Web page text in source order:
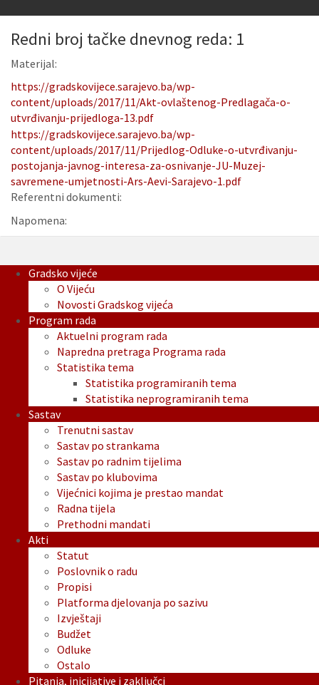
Redni broj tačke dnevnog reda: 1
Materijal:
https://gradskovijece.sarajevo.ba/wp-
content/uploads/2017/11/Akt-ovlaštenog-Predlagača-o-
utvrđivanju-prijedloga-13.pdf
https://gradskovijece.sarajevo.ba/wp-
content/uploads/2017/11/Prijedlog-Odluke-o-utvrđivanju-
postojanja-javnog-interesa-za-osnivanje-JU-Muzej-
savremene-umjetnosti-Ars-Aevi-Sarajevo-1.pdf
Referentni dokumenti:
Napomena:
Gradsko vijeće
O Vijeću
Novosti Gradskog vijeća
Program rada
Aktuelni program rada
Napredna pretraga Programa rada
Statistika tema
Statistika programiranih tema
Statistika neprogramiranih tema
Sastav
Trenutni sastav
Sastav po strankama
Sastav po radnim tijelima
Sastav po klubovima
Vijećnici kojima je prestao mandat
Radna tijela
Prethodni mandati
Akti
Statut
Poslovnik o radu
Propisi
Platforma djelovanja po sazivu
Izvještaji
Budžet
Odluke
Ostalo
Pitanja, inicijative i zaključci